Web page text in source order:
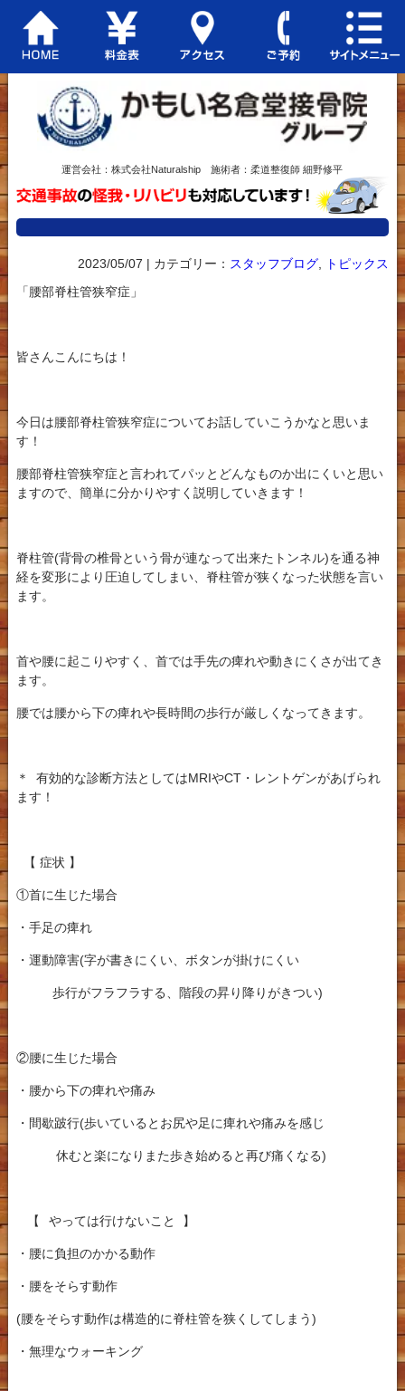
運営会社：株式会社Naturalship 施術者：柔道整復師 細野修平
2023/05/07 | カテゴリー： スタッフブログ,
トピックス
「腰部脊柱管狭窄症」
皆さんこんにちは！
今日は腰部脊柱管狭窄症についてお話していこうかなと思いま
す！
腰部脊柱管狭窄症と言われてパッとどんなものか出にくいと思い
ますので、簡単に分かりやすく説明していきます！
脊柱管(背骨の椎骨という骨が連なって出来たトンネル)を通る神
経を変形により圧迫してしまい、脊柱管が狭くなった状態を言い
ます。
首や腰に起こりやすく、首では手先の痺れや動きにくさが出てき
ます。
腰では腰から下の痺れや長時間の歩行が厳しくなってきます。
＊
有効的な診断方法としてはMRIやCT・レントゲンがあげられ
ます！
【 症状 】
①首に生じた場合
・手足の痺れ
・運動障害(字が書きにくい、ボタンが掛けにくい
歩行がフラフラする、階段の昇り降りがきつい)
②腰に生じた場合
・腰から下の痺れや痛み
・ 間歇跛行(歩いているとお尻や足に痺れや痛みを感じ
休むと楽になりまた歩き始めると再び痛くなる)
【⠀やっては行けないこと 】
・腰に負担のかかる動作
・腰をそらす動作
(腰をそらす動作は構造的に脊柱管を狭くしてしまう)
・無理なウォーキング